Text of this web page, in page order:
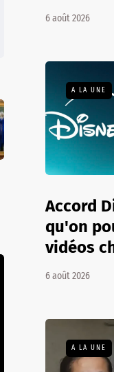
6 août 2026
A LA UNE
Accord
qu'on
vidéos
6 août 2026
A LA UNE